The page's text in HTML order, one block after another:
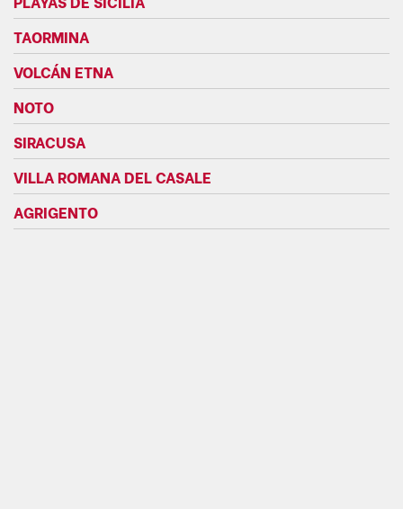
TAORMINA
VOLCÁN ETNA
NOTO
SIRACUSA
VILLA ROMANA DEL CASALE
AGRIGENTO